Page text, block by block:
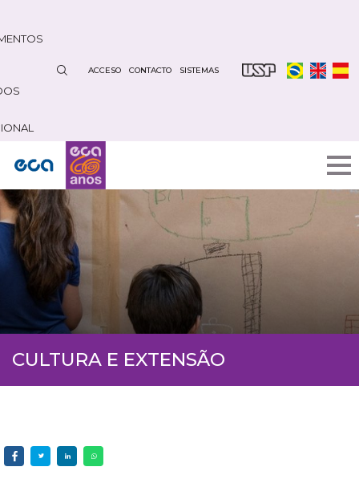
contenido
ACCESO CONTACTO SISTEMAS
CULTURA E EXTENSÃO